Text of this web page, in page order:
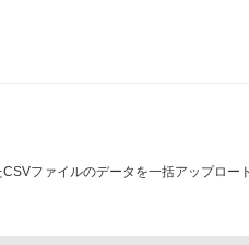
ファイルのデータを一括アップロー